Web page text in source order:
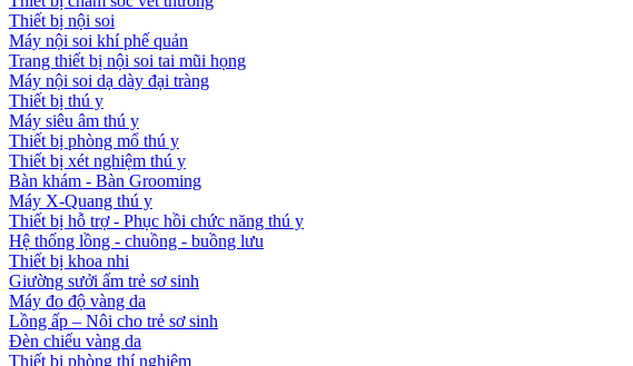
Thiết bị nội soi
Máy nội soi khí phế quản
Trang thiết bị nội soi tai mũi họng
Máy nội soi dạ dày đại tràng
Thiết bị thú y
Máy siêu âm thú y
Thiết bị phòng mổ thú y
Thiết bị xét nghiệm thú y
Bàn khám - Bàn Grooming
Máy X-Quang thú y
Thiết bị hỗ trợ - Phục hồi chức năng thú y
Hệ thống lồng - chuồng - buồng lưu
Thiết bị khoa nhi
Giường sưởi ấm trẻ sơ sinh
Máy đo độ vàng da
Lồng ấp – Nôi cho trẻ sơ sinh
Đèn chiếu vàng da
Thiết bị phòng thí nghiệm